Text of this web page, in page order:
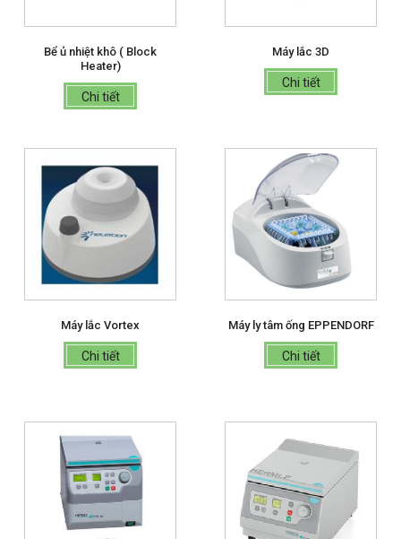
Bể ủ nhiệt khô ( Block
Heater)
Chi tiết
Máy lắc 3D
Chi tiết
Máy lắc Vortex
Chi tiết
Máy ly tâm ống EPPENDORF
Chi tiết